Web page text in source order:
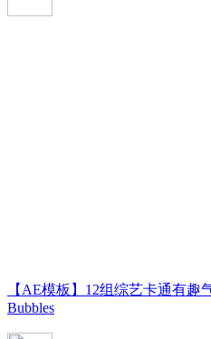
【AE模板】12组综艺卡通有趣
Bubbles